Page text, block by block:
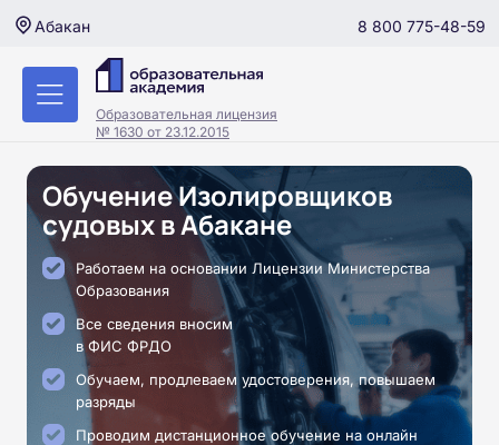
Абакан 8 800 775-48-59
Образовательная лицензия
№ 1630 от 23.12.2015
Обучение Изолировщиков
судовых в Абакане
Работаем на основании Лицензии Министерства
Образования
Все сведения вносим
в ФИС ФРДО
Обучаем, продлеваем удостоверения, повышаем
разряды
Проводим дистанционное обучение на онлайн